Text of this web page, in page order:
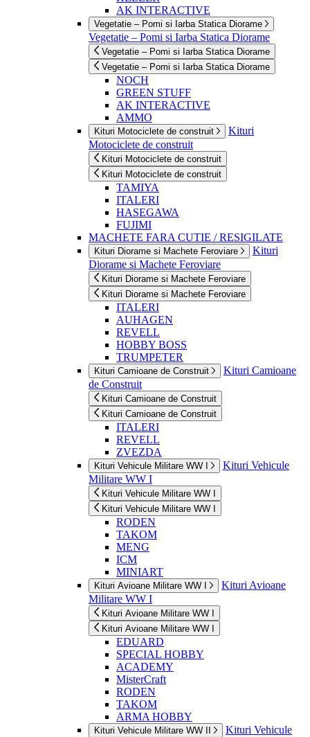
AK INTERACTIVE
Vegetatie – Pomi si Iarba Statica Diorame
Vegetatie – Pomi si Iarba Statica Diorame
Vegetatie – Pomi si Iarba Statica Diorame
Vegetatie – Pomi si Iarba Statica Diorame
NOCH
GREEN STUFF
AK INTERACTIVE
AMMO
Kituri Motociclete de construit
Kituri
Motociclete de construit
Kituri Motociclete de construit
Kituri Motociclete de construit
TAMIYA
ITALERI
HASEGAWA
FUJIMI
MACHETE FARA CUTIE / RESIGILATE
Kituri Diorame si Machete Feroviare
Kituri
Diorame si Machete Feroviare
Kituri Diorame si Machete Feroviare
Kituri Diorame si Machete Feroviare
ITALERI
AUHAGEN
REVELL
HOBBY BOSS
TRUMPETER
Kituri Camioane de Construit
Kituri Camioane
de Construit
Kituri Camioane de Construit
Kituri Camioane de Construit
ITALERI
REVELL
ZVEZDA
Kituri Vehicule Militare WW I
Kituri Vehicule
Militare WW I
Kituri Vehicule Militare WW I
Kituri Vehicule Militare WW I
RODEN
TAKOM
MENG
ICM
MINIART
Kituri Avioane Militare WW I
Kituri Avioane
Militare WW I
Kituri Avioane Militare WW I
Kituri Avioane Militare WW I
EDUARD
SPECIAL HOBBY
ACADEMY
MisterCraft
RODEN
TAKOM
ARMA HOBBY
Kituri Vehicule Militare WW II
Kituri Vehicule